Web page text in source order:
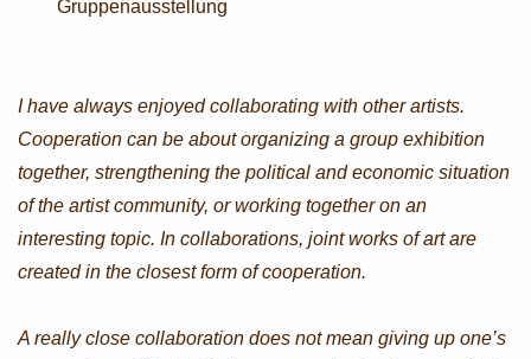
Gruppenausstellung
I have always enjoyed collaborating with other artists.
Cooperation can be about organizing a group exhibition
together, strengthening the political and economic situation
of the artist community, or working together on an
interesting topic. In collaborations, joint works of art are
created in the closest form of cooperation.
A really close collaboration does not mean giving up one’s